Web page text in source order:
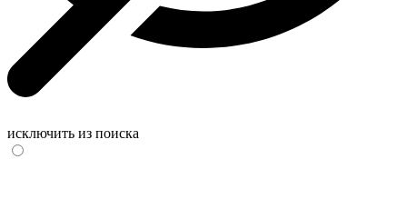
исключить из поиска